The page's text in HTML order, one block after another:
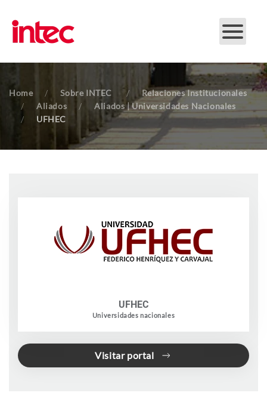
Skip to main content
Home Sobre INTEC
Relaciones Institucionales
Aliados
Aliados | Universidades Nacionales
UFHEC
UFHEC
Universidades nacionales
Visitar portal